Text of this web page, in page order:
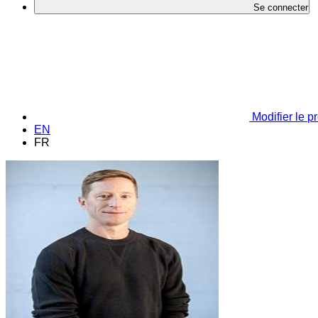
Se connecter
Modifier le
EN
FR